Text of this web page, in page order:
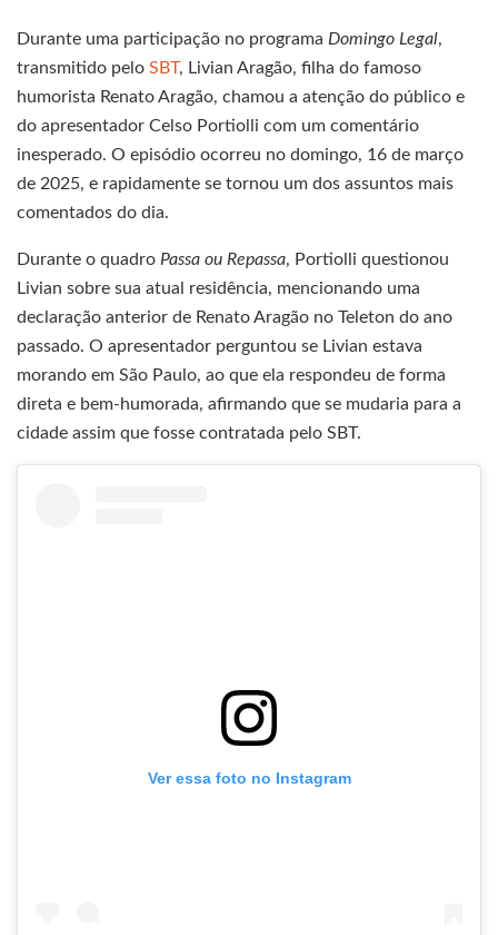
Durante uma participação no programa Domingo Legal,
transmitido pelo SBT, Livian Aragão, filha do famoso
humorista Renato Aragão, chamou a atenção do público e
do apresentador Celso Portiolli com um comentário
inesperado. O episódio ocorreu no domingo, 16 de março
de 2025, e rapidamente se tornou um dos assuntos mais
comentados do dia.
Durante o quadro Passa ou Repassa, Portiolli questionou
Livian sobre sua atual residência, mencionando uma
declaração anterior de Renato Aragão no Teleton do ano
passado. O apresentador perguntou se Livian estava
morando em São Paulo, ao que ela respondeu de forma
direta e bem-humorada, afirmando que se mudaria para a
cidade assim que fosse contratada pelo SBT.
Ver essa foto no Instagram